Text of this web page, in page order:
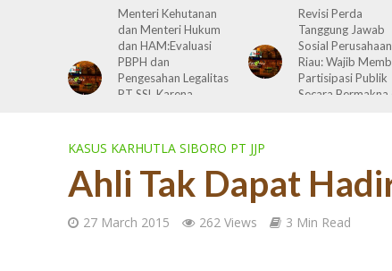
Menteri Kehutanan
dan Menteri Hukum
dan HAM:Evaluasi
PBPH dan
Pengesahan Legalitas
PT SSL Karena
Terlibat Korupsi
Revisi Perda
Tanggung Jawab
Sosial
Riau: Wajib
Partisipasi Publik
Secara Bermakna
KASUS KARHUTLA SIBORO PT JJP
Ahli Tak Dapat
27 March 2015 262 Views 3 Min Read